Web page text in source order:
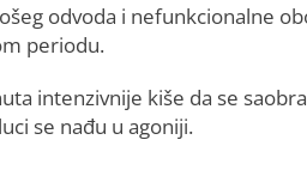
odvoda i nefunkcionalne
periodu.
intenzivnije kiše da se
se nađu u agoniji.